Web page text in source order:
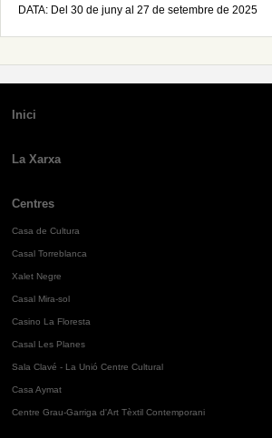
DATA: Del 30 de juny al 27 de setembre de 2025
Inici
La Xarxa
Centres
Casa de Cultura
Casal Torreblanca
Xalet Negre
Casal Mira-sol
Casino La Floresta
Casal Les Planes
Sala Clavé - La Unió Centre Cultural
Casa Aymat
Centre Grau-Garriga d'Art Tèxtil Contemporani